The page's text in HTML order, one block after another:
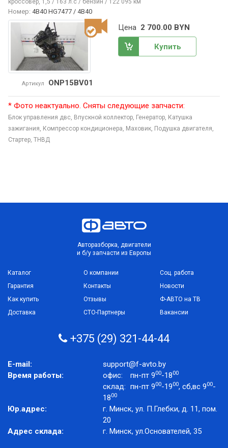
Номер: 4B40 HG7477 / 4B40
Артикул ONP15BV01
Цена 2 700.00 BYN
Купить
* Фото неактуально. Сняты следующие запчасти:
Блок управления двс, Впускной коллектор, Генератор, Катушка
зажигания, Компрессор кондиционера, Маховик, Подушка двигателя,
Стартер, ТНВД
Авторазборка, двигатели
и б/у запчасти из Европы
Каталог
Гарантия
Как купить
Доставка
О компании
Контакты
Отзывы
СТО-Партнеры
Соц. работа
Новости
Ф-АВТО на ТВ
Вакансии
+375 (29) 321-44-44
E-mail:
support@f-avto.by
Время работы:
офис: пн-пт 900-1800
склад: пн-пт 900-1900, сб,вс 900-
1800
Юр.адрес:
г. Минск, ул. П.Глебки, д. 11, пом.
20
Адрес склада:
г. Минск, ул.Основателей, 35